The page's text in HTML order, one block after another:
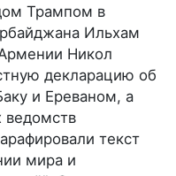
Трампом в
Ильхам
Никол
декларацию об
и Ереваном, а
ведомств
текст
мира и